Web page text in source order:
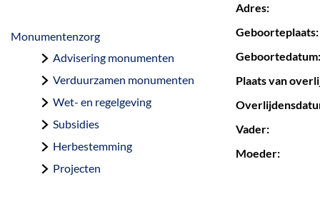
Monumentenzorg
Advisering monumenten
Verduurzamen monumenten
Wet- en regelgeving
Subsidies
Herbestemming
Projecten
Adres:
Geboorteplaats:
Geboortedatum:
Plaats van
Vader:
Moeder: